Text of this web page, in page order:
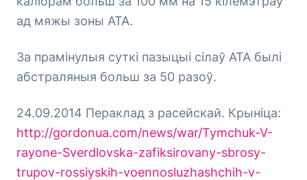
ад мяжы зоны АТА.
За прамінулыя суткі пазыцыі сілаў АТА былі
абстраляныя больш за 50 разоў.
24.09.2014 Пераклад з расейскай. Крыніца:
http://gordonua.com/news/war/Tymchuk-V-
rayone-Sverdlovska-zafiksirovany-sbrosy-
trupov-rossiyskih-voennosluzhashchih-v-